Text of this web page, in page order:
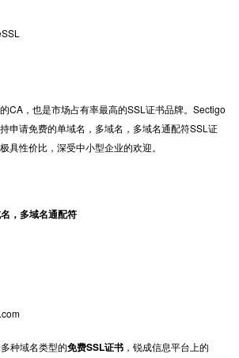
CA ，也是市场占有率最高的SSL 证书品牌。 Sectigo
申请免费的单域名，多域名，多域名通配符SSL 证
具性价比，深受中小型企业的欢迎。
，多域名通配符
种域名类型的免费SSL证书 ，锐成信息平台上的